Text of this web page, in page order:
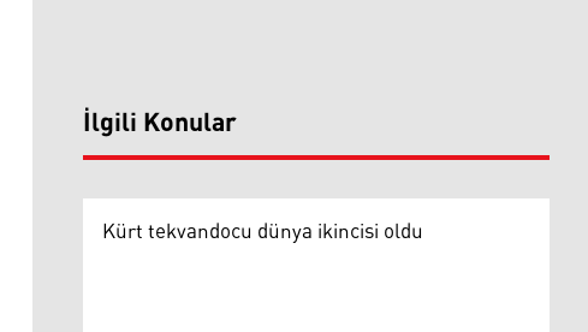
İlgili Konular
Kürt tekvandocu dünya ikincisi oldu